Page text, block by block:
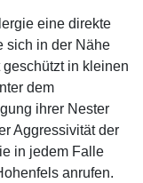
eine direkte
sich in der Nähe
in kleinen
dem
ihrer Nester
Aggressivität der
in jedem Falle
anrufen.